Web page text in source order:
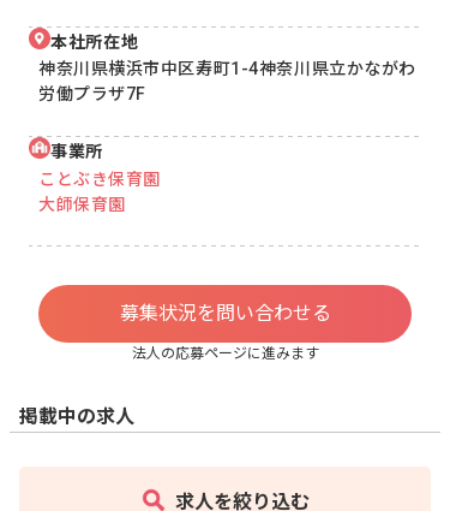
本社所在地
神奈川県横浜市中区寿町1-4神奈川県立かながわ
労働プラザ7F
事業所
ことぶき保育園
大師保育園
募集状況を問い合わせる
法人の応募ページに進みます
掲載中の求人
求人を絞り込む